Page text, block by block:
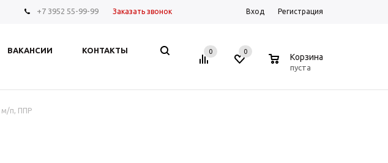
+7 3952 55-99-99 Заказать звонок Вход Регистрация
ВАКАНСИИ КОНТАКТЫ 0 0
Корзина
пуста
м/п, ППР